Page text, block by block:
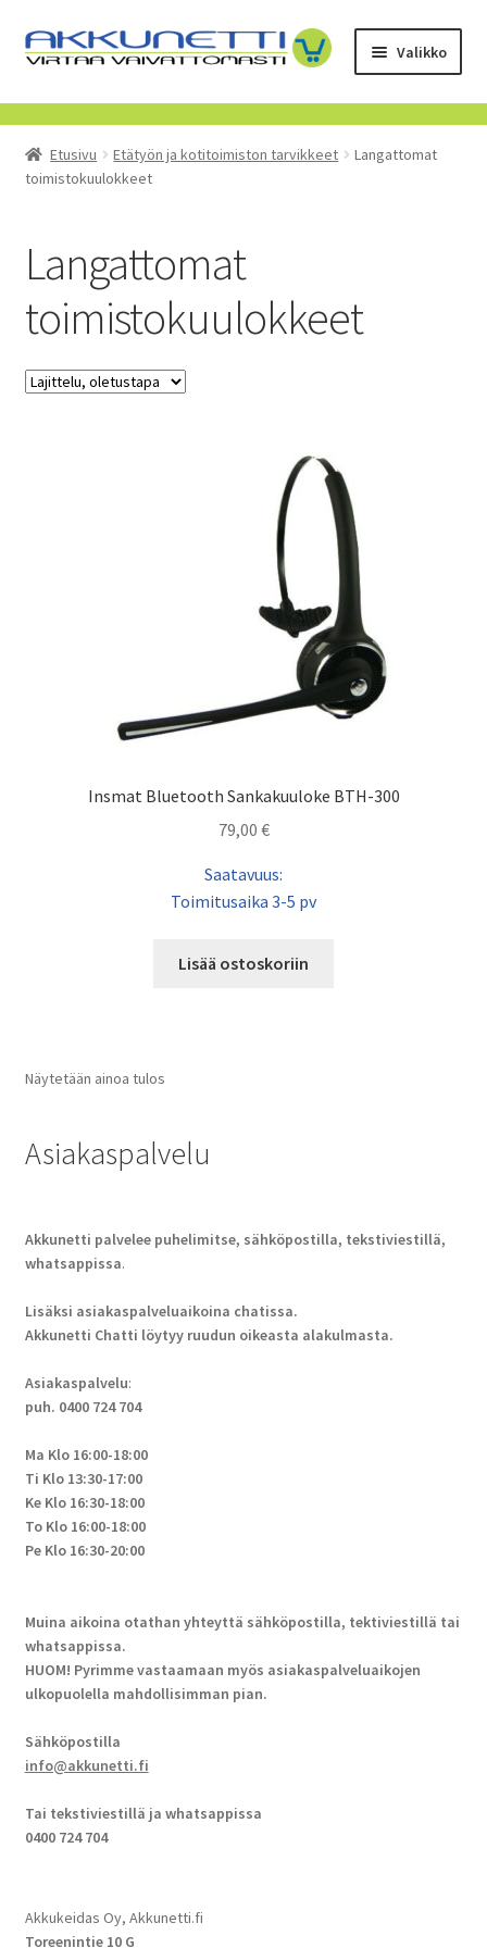
Siirry
navigointiin
Siirry
sisältöön
Valikko
Kauppa
Tietoa meistä
Toimitusehdot
POISTUVAT TUOTTEET
Etusivu Etätyön ja kotitoimiston tarvikkeet
Langattomat
toimistokuulokkeet
Langattomat
toimistokuulokkeet
Insmat Bluetooth Sankakuuloke BTH-300
79,00 €
Saatavuus:
Toimitusaika 3-5 pv
Lisää ostoskoriin
Näytetään ainoa tulos
Asiakaspalvelu
Akkunetti palvelee puhelimitse, sähköpostilla, tekstiviestillä,
whatsappissa.
Lisäksi asiakaspalveluaikoina chatissa.
Akkunetti Chatti löytyy ruudun oikeasta alakulmasta.
Asiakaspalvelu:
puh. 0400 724 704
Ma Klo 16:00-18:00
Ti Klo 13:30-17:00
Ke Klo 16:30-18:00
To Klo 16:00-18:00
Pe Klo 16:30-20:00
Muina aikoina otathan yhteyttä sähköpostilla, tektiviestillä tai
whatsappissa.
HUOM! Pyrimme vastaamaan myös asiakaspalveluaikojen
ulkopuolella mahdollisimman pian.
Sähköpostilla
info@akkunetti.fi
Tai tekstiviestillä ja whatsappissa
0400 724 704
Akkukeidas Oy, Akkunetti.fi
Toreenintie 10 G